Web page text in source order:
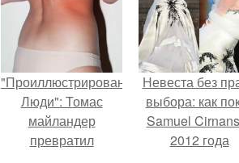
"Проиллюстрированные
Люди": Томас
майландер
превратил
Невеста без
выбора: как
Samuel
2012 года